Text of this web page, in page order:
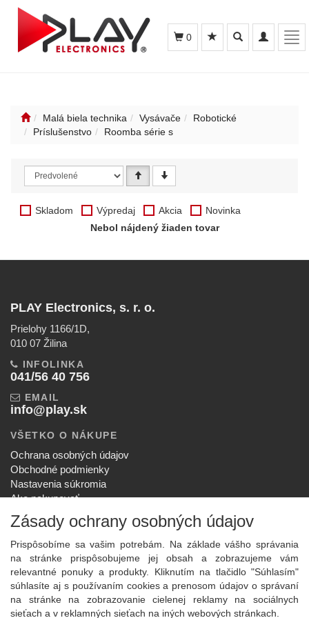
Toggle
navigation
Toggle
search
0
Malá biela technika Vysávače
Robotické
Príslušenstvo
Roomba série s
Skladom Výpredaj Akcia
Novinka
Nebol nájdený žiaden tovar
PLAY Electronics, s. r. o.
Prielohy 1166/1D,
010 07 Žilina
INFOLINKA
041/56 40 756
EMAIL
info@play.sk
VŠETKO O NÁKUPE
Ochrana osobných údajov
Obchodné podmienky
Nastavenia súkromia
Ako nakupovať
Reklamačný poriadok
SPOLOČNOSŤ
O nás
Kontakt
Služby
Aktuality
NOVINKY NA EMAIL
Zásady ochrany osobných údajov
Prispôsobíme sa vašim potrebám. Na základe vášho správania
na stránke prispôsobujeme jej obsah a zobrazujeme vám
relevantné ponuky a produkty. Kliknutím na tlačidlo "Súhlasím"
súhlasíte aj s používaním cookies a prenosom údajov o správaní
na stránke na zobrazovanie cielenej reklamy na sociálnych
sieťach a v reklamných sieťach na iných webových stránkach.